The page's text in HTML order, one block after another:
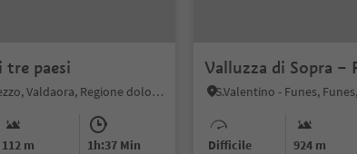
tre paesi
Valdaora di Mezzo, Valdaora, Regione dolomitica Plan de Corones
112 m 1h:37 Min
Valluzza di Sopra –
Difficile 924 m